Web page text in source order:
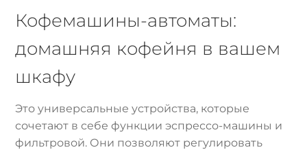
Кофемашины-автоматы:
домашняя кофейня в вашем
шкафу
Это универсальные устройства, которые
сочетают в себе функции эспрессо-машины и
фильтровой. Они позволяют регулировать